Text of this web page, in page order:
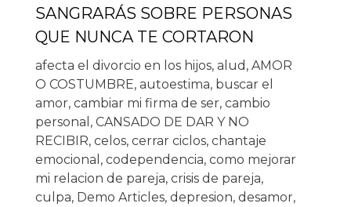
SANGRARÁS SOBRE PERSONAS
QUE NUNCA TE CORTARON
afecta el divorcio en los hijos, alud , AMOR
O COSTUMBRE, autoestima, buscar el
amor, cambiar mi firma de ser, cambio
personal , CANSADO DE DAR Y NO
RECIBIR, celos, cerrar ciclos, chantaje
emocional , codependencia, como mejorar
mi relacion de pareja, crisis de pareja,
culpa, Demo Articles, depresion, desamor,